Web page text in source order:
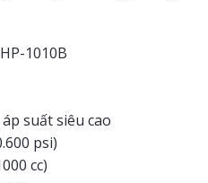
1010B
suất siêu cao
psi)
cc)